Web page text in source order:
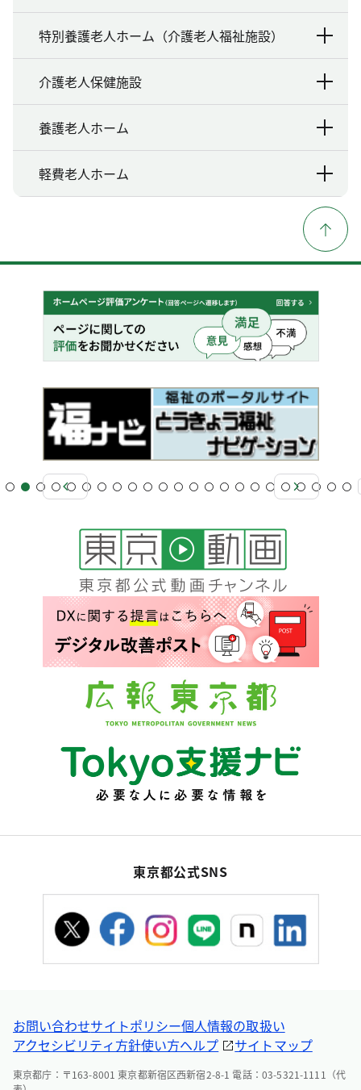
特別養護老人ホーム（介護老人福祉施設）
介護老人保健施設
養護老人ホーム
軽費老人ホーム
東京都公式SNS
お問い合わせサイトポリシー個人情報の取扱い
アクセシビリティ方針使い方ヘルプ サイトマップ
東京都庁：〒163-8001 東京都新宿区西新宿2-8-1 電話：03-5321-1111（代